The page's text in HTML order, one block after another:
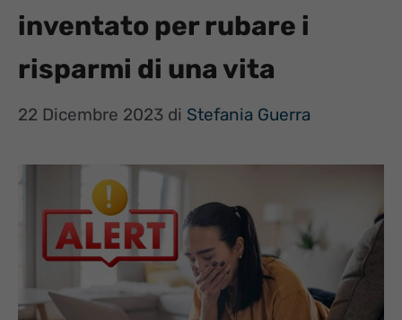
inventato per rubare i
risparmi di una vita
22 Dicembre 2023 di Stefania Guerra